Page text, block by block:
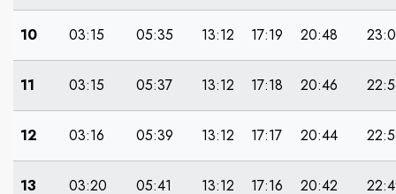
10 03:15 05:35 13:12 17:19 20:48
11 03:15 05:37 13:12 17:18 20:46
12 03:16 05:39 13:12 17:17 20:44
13 03:20 05:41 13:12 17:16 20:42